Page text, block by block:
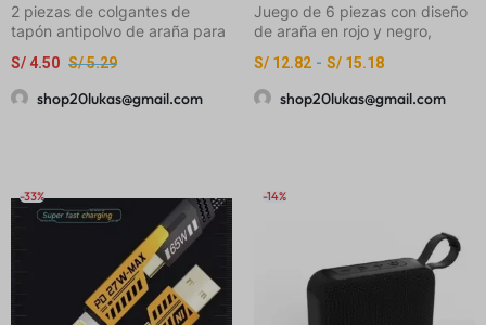
2 piezas de colgantes de
tapón antipolvo de araña para
teléfono, negro + plateado,
material de metal, adecuado
para teléfonos móviles,
colgante duradero
S/5.29
S/ 4.50
shop20lukas@gmail.com
Juego de 6 piezas con diseño
de araña en rojo y negro,
cubierta para cargador,
protector de cable, correa de
almacenamiento y protector
6/7/8/X/Xs/Xr/Xs
Max. Ideal como regalo de
cumpleaños o navidad para
parejas, hijas y adolescentes
S/ 12.82 - S/ 15.18
shop20lukas@gmail.com
-33% -14%